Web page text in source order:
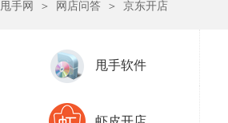
甩手网 ＞ 网店问答 ＞ 京东开店
甩手软件